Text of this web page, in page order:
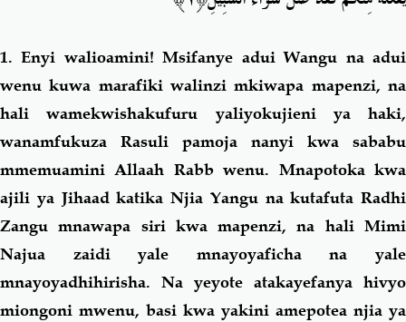
1.Enyi walioamini! Msifanye adui Wangu na adui
wenu kuwa marafiki walinzi mkiwapa mapenzi, na
hali wamekwishakufuru yaliyokujieni ya haki,
wanamfukuza Rasuli pamoja nanyi kwa sababu
mmemuamini Allaah Rabb wenu. Mnapotoka kwa
ajili ya Jihaad katika Njia Yangu na kutafuta Radhi
Zangu mnawapa siri kwa mapenzi, na hali Mimi
Najua zaidi yale mnayoyaficha na yale
mnayoyadhihirisha. Na yeyote atakayefanya hivyo
miongoni mwenu, basi kwa yakini amepotea njia ya